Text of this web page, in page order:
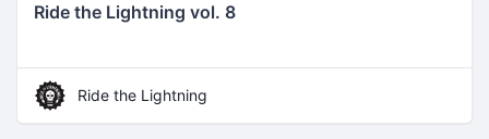
Ride the Lightning vol. 8
Ride the Lightning